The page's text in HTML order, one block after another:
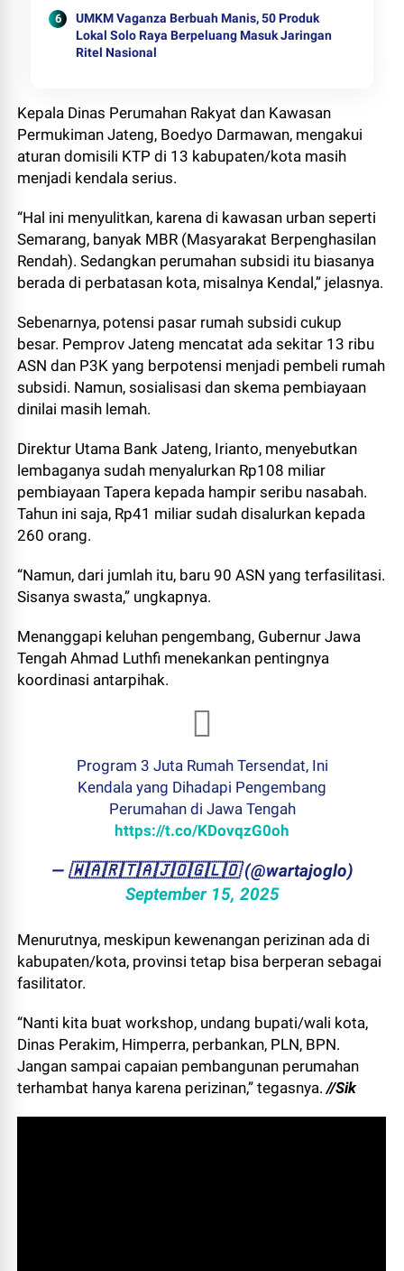
UMKM Vaganza Berbuah Manis, 50 Produk
Lokal Solo Raya Berpeluang Masuk Jaringan
Ritel Nasional
Kepala Dinas Perumahan Rakyat dan Kawasan
Permukiman Jateng, Boedyo Darmawan, mengakui
aturan domisili KTP di 13 kabupaten/kota masih
menjadi kendala serius.
“Hal ini menyulitkan, karena di kawasan urban seperti
Semarang, banyak MBR (Masyarakat Berpenghasilan
Rendah). Sedangkan perumahan subsidi itu biasanya
berada di perbatasan kota, misalnya Kendal,” jelasnya.
Sebenarnya, potensi pasar rumah subsidi cukup
besar. Pemprov Jateng mencatat ada sekitar 13 ribu
ASN dan P3K yang berpotensi menjadi pembeli rumah
subsidi. Namun, sosialisasi dan skema pembiayaan
dinilai masih lemah.
Direktur Utama Bank Jateng, Irianto, menyebutkan
lembaganya sudah menyalurkan Rp108 miliar
pembiayaan Tapera kepada hampir seribu nasabah.
Tahun ini saja, Rp41 miliar sudah disalurkan kepada
260 orang.
“Namun, dari jumlah itu, baru 90 ASN yang terfasilitasi.
Sisanya swasta,” ungkapnya.
Menanggapi keluhan pengembang, Gubernur Jawa
Tengah Ahmad Luthfi menekankan pentingnya
koordinasi antarpihak.
Program 3 Juta Rumah Tersendat, Ini
Kendala yang Dihadapi Pengembang
Perumahan di Jawa Tengah
https://t.co/KDovqzG0oh
— ​🇼​​🇦​​🇷​​🇹​​🇦​​🇯​​🇴​​🇬​​🇱​​🇴 (@wartajoglo)
September 15, 2025
Menurutnya, meskipun kewenangan perizinan ada di
kabupaten/kota, provinsi tetap bisa berperan sebagai
fasilitator.
“Nanti kita buat workshop, undang bupati/wali kota,
Dinas Perakim, Himperra, perbankan, PLN, BPN.
Jangan sampai capaian pembangunan perumahan
terhambat hanya karena perizinan,” tegasnya. //Sik